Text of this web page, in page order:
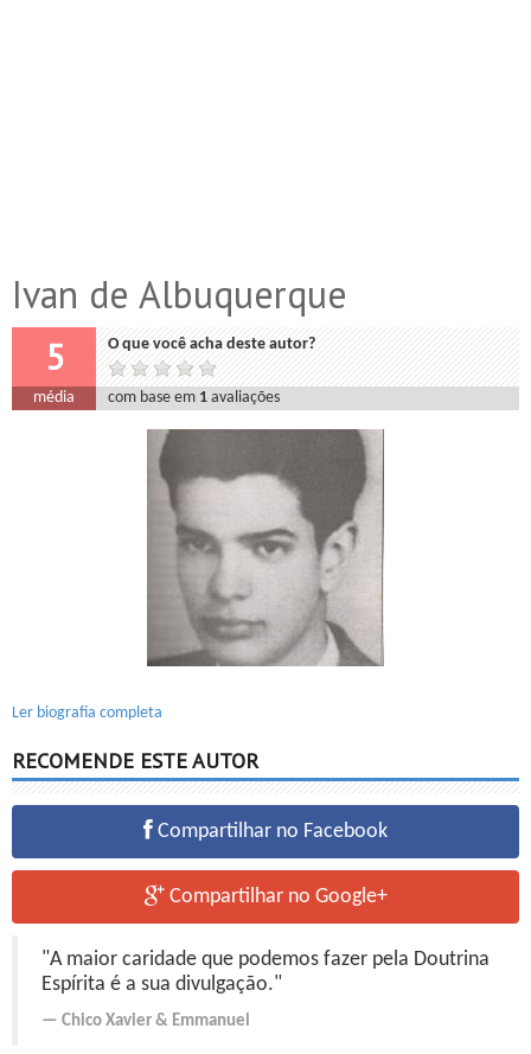
Ivan de Albuquerque
5 O que você acha deste autor?
média com base em 1 avaliações
Ler biografia completa
RECOMENDE ESTE AUTOR
Compartilhar no Facebook
Compartilhar no Google+
"A maior caridade que podemos fazer pela Doutrina
Espírita é a sua divulgação."
Chico Xavier & Emmanuel